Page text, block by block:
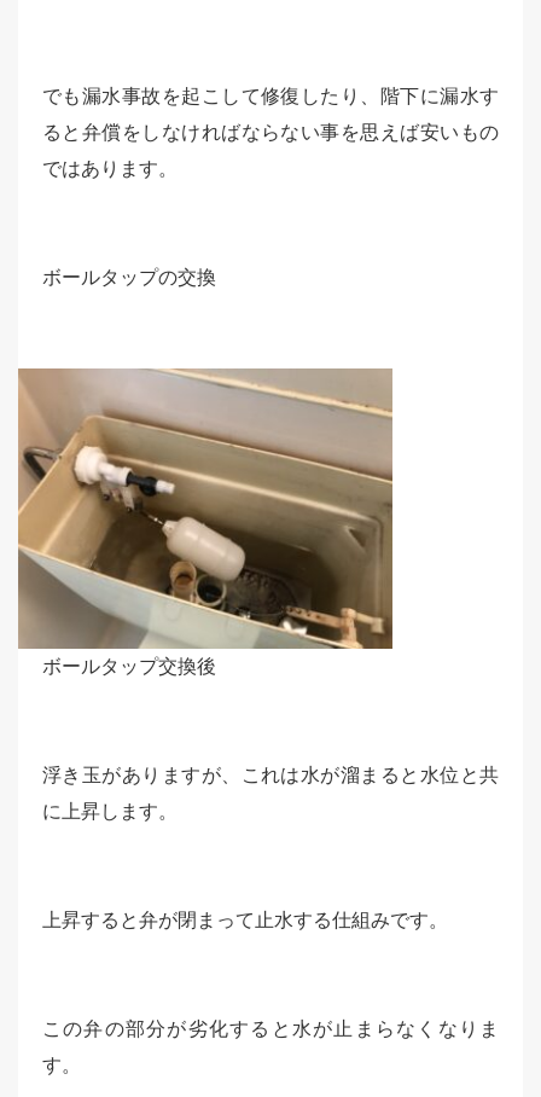
でも漏水事故を起こして修復したり、階下に漏水す
ると弁償をしなければならない事を思えば安いもの
ではあります。
ボールタップの交換
ボールタップ交換後
浮き玉がありますが、これは水が溜まると水位と共
に上昇します。
上昇すると弁が閉まって止水する仕組みです。
この弁の部分が劣化すると水が止まらなくなりま
す。